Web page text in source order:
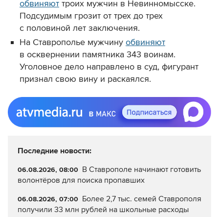
обвиняют троих мужчин в Невинномысске.
Подсудимым грозит от трех до трех
с половиной лет заключения.
На Ставрополье мужчину обвиняют
в осквернении памятника 343 воинам.
Уголовное дело направлено в суд, фигурант
признал свою вину и раскаялся.
Последние новости:
06.08.2026, 08:00 В Ставрополе начинают готовить
волонтёров для поиска пропавших
06.08.2026, 07:00 Более 2,7 тыс. семей Ставрополя
получили 33 млн рублей на школьные расходы